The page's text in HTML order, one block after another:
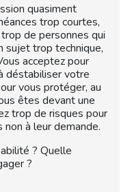
quasiment
trop courtes,
de personnes qui
sujet trop technique,
acceptez pour
déstabiliser votre
vous protéger, au
êtes devant une
trop de risques pour
à leur demande.
? Quelle
?